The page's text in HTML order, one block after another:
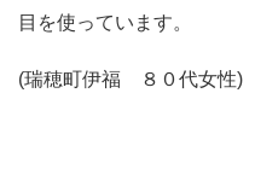
目を使っています。
(瑞穂町伊福 ８０代女性)